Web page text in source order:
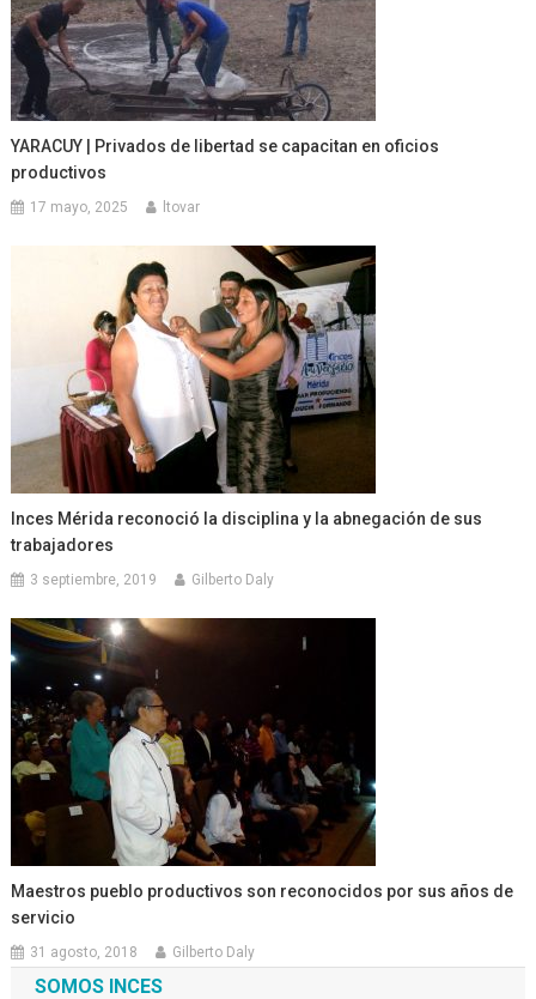
YARACUY | Privados de libertad se capacitan en oficios
productivos
17 mayo, 2025 ltovar
Inces Mérida reconoció la disciplina y la abnegación de sus
trabajadores
3 septiembre, 2019 Gilberto Daly
Maestros pueblo productivos son reconocidos por sus años de
servicio
31 agosto, 2018 Gilberto Daly
SOMOS INCES